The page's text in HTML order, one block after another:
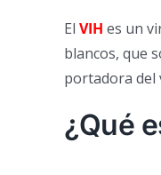
El VIH es un
blancos, que
portadora del
¿Qué